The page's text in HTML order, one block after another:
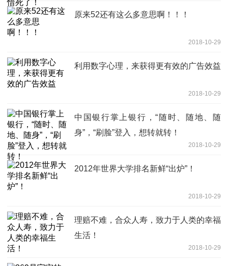
原来52还有这么多意思啊！！！
2018-10-29
利用数字心理，来获得更有效的广告效益
2018-10-29
中国银行掌上银行，“随时、随地、随
身”，“刷脸”登入，想转就转！
2018-10-29
2012年世界大学排名新鲜“出炉”！
2018-10-29
理赔不难，合众人寿，致力于人类的幸福
生活！
2018-10-29